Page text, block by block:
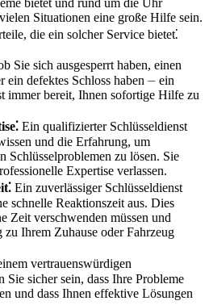
bietet und rund um die Uhr
Situationen eine große Hilfe sein.​
die ein solcher Service bietet⁚
Sie sich ausgesperrt haben, einen
ein defektes Schloss haben ⏤ ein
immer bereit, Ihnen sofortige Hilfe zu
Ein qualifizierter Schlüsseldienst
und die Erfahrung, um
Schlüsselproblemen zu lösen.​ Sie
Expertise verlassen.​
Ein zuverlässiger Schlüsseldienst
schnelle Reaktionszeit aus.​ Dies
Zeit verschwenden müssen und
Ihrem Zuhause oder Fahrzeug
vertrauenswürdigen
Sie sicher sein, dass Ihre Probleme
und dass Ihnen effektive Lösungen